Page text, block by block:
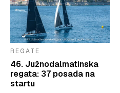
REGATE
46. Južnodalmatinska
regata: 37 posada na
startu